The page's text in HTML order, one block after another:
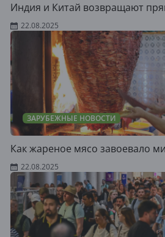
Индия и Китай возвращают
22.08.2025
ЗАРУБЕЖНЫЕ НОВОСТИ
Как жареное мясо завоевало
22.08.2025